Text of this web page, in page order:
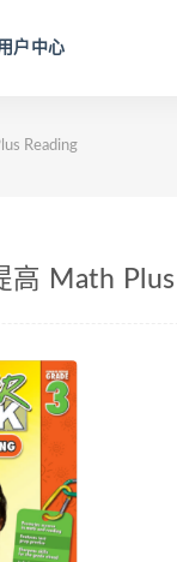
户中心
Reading
Math